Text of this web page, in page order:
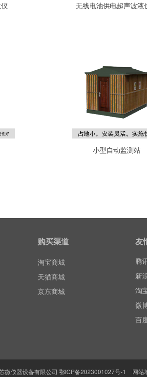
无线电池供电超声波液
小型自动监测站
购买渠道
淘宝商城
天猫商城
京东商城
友
百
新
淘
微
百
腾
微
微仪器设备有限公司 鄂ICP备2023001027号-1 网站